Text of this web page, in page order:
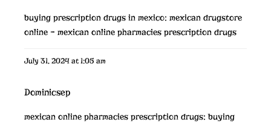
buying prescription drugs in mexico: mexican drugstore
online – mexican online pharmacies prescription drugs
July 31, 2024 at 1:05 am
Dominicsep
mexican online pharmacies prescription drugs:buying